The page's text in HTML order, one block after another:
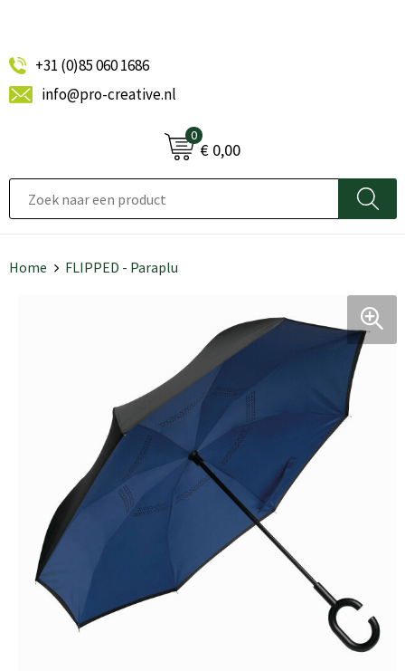
+31 (0)85 060 1686
info@pro-creative.nl
0
€ 0,00
Home FLIPPED - Paraplu